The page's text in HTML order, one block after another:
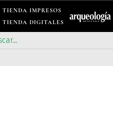
TIENDA IMPRESOS
TIENDA DIGITALES